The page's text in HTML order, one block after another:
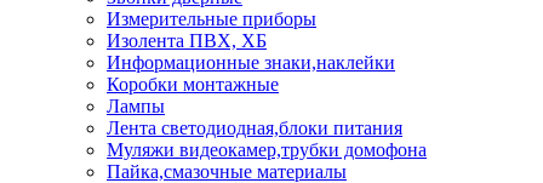
Измерительные приборы
Изолента ПВХ, ХБ
Информационные знаки,наклейки
Коробки монтажные
Лампы
Лента светодиодная,блоки питания
Муляжи видеокамер,трубки домофона
Пайка,смазочные материалы